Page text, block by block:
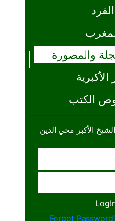
والمصورة
الكتب
الأكبر محي الدين
Forgot